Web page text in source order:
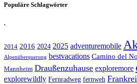
Populäre Schlagwörter
.
2014 2016 2024 2025 adventuremobile
Alpenüberquerung bestvacations Camino del
Mannheim Draußenzuhause exploremore
explorewildly Fernradweg fernweh